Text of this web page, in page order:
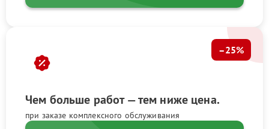
Чем больше работ — тем ниже цена.
при заказе комплексного обслуживания
–25%